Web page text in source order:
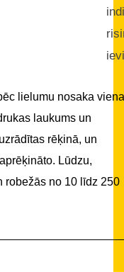
lielumu nosaka
laukums un
rēķinā, un
Lūdzu,
robežās no 10 līdz 250